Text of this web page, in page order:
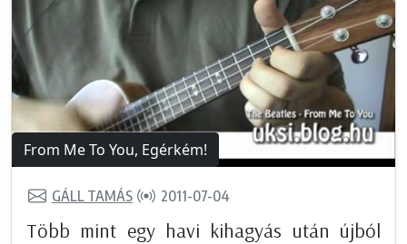
From Me To You, Egérkém!
GÁLL TAMÁS 2011-07-04
Több mint egy havi kihagyás után újból